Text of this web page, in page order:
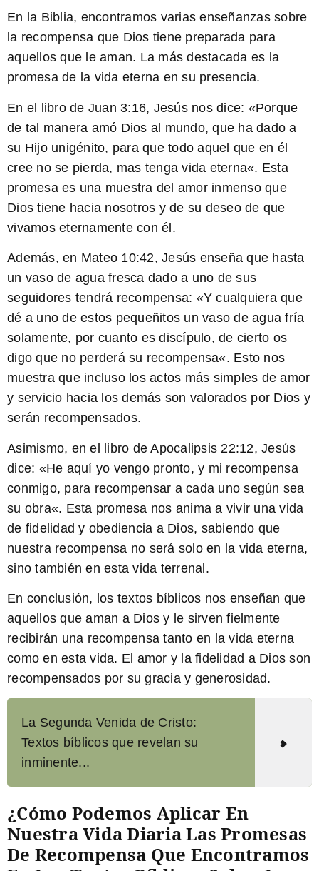
En la Biblia, encontramos varias enseñanzas sobre
la recompensa que Dios tiene preparada para
aquellos que le aman. La más destacada es la
promesa de la vida eterna en su presencia.
En el libro de Juan 3:16, Jesús nos dice: «Porque
de tal manera amó Dios al mundo, que ha dado a
su Hijo unigénito, para que todo aquel que en él
cree no se pierda, mas tenga vida eterna«. Esta
promesa es una muestra del amor inmenso que
Dios tiene hacia nosotros y de su deseo de que
vivamos eternamente con él.
Además, en Mateo 10:42, Jesús enseña que hasta
un vaso de agua fresca dado a uno de sus
seguidores tendrá recompensa: «Y cualquiera que
dé a uno de estos pequeñitos un vaso de agua fría
solamente, por cuanto es discípulo, de cierto os
digo que no perderá su recompensa«. Esto nos
muestra que incluso los actos más simples de amor
y servicio hacia los demás son valorados por Dios y
serán recompensados.
Asimismo, en el libro de Apocalipsis 22:12, Jesús
dice: «He aquí yo vengo pronto, y mi recompensa
conmigo, para recompensar a cada uno según sea
su obra«. Esta promesa nos anima a vivir una vida
de fidelidad y obediencia a Dios, sabiendo que
nuestra recompensa no será solo en la vida eterna,
sino también en esta vida terrenal.
En conclusión, los textos bíblicos nos enseñan que
aquellos que aman a Dios y le sirven fielmente
recibirán una recompensa tanto en la vida eterna
como en esta vida. El amor y la fidelidad a Dios son
recompensados por su gracia y generosidad.
La Segunda Venida de Cristo:
Textos bíblicos que revelan su
inminente...
¿Cómo Podemos Aplicar En
Nuestra Vida Diaria Las Promesas
De Recompensa Que Encontramos